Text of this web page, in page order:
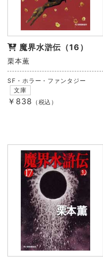
魔界水滸伝（16）
栗本薫
SF・ホラー・ファンタジー
文庫
￥838 （税込）